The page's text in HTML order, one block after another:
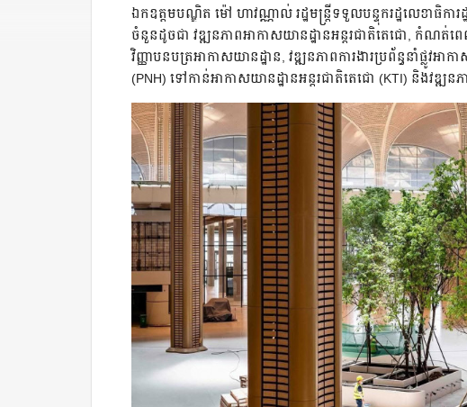
ឯកឧត្តមបណ្ឌិត ម៉ៅ ហាវណ្ណាល់ រដ្ឋមន្ត្រីទទួលបន្ទុករដ្ឋលេខាធិក
ចំនួនដូចជា វឌ្ឍនភាពអាកាសយានដ្ឋានអន្តរជាតិតេជោ, កំណត់ពេ
វិញ្ញាបនបត្រអាកាសយានដ្ឋាន, វឌ្ឍនភាពការងារប្រព័ន្ធនាំផ្លូវអា
(PNH) ទៅកាន់អាកាសយានដ្ឋានអន្តរជាតិតេជោ (KTI) និងវឌ្ឍនភា